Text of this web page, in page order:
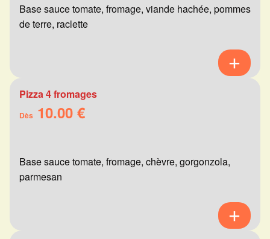
Base sauce tomate, fromage, viande hachée, pommes
de terre, raclette
Pizza 4 fromages
Dès 10.00 €
Base sauce tomate, fromage, chèvre, gorgonzola,
parmesan